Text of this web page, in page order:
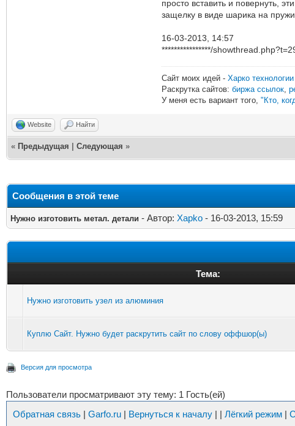
просто вставить и повернуть,
защелку в виде шарика на
16-03-2013, 14:57
****************/
Сайт моих идей - Харко технологии
Раскрутка сайтов: биржа ссылок,
У меня есть вариант того, "Кто,
Website Найти
« Предыдущая Следующая »
Сообщения в этой теме
Нужно изготовить метал. детали - Автор: Xapko - 16-03-2013, 15:59
Тема:
Нужно изготовить узел из алюминия
Куплю Сайт. Нужно будет раскрутить сайт по слову оффшор(ы)
Версия для просмотра
Пользователи просматривают эту тему: 1 Гость(ей)
Обратная связь | Garfo.ru | Вернуться к началу | | Лёгкий режим |